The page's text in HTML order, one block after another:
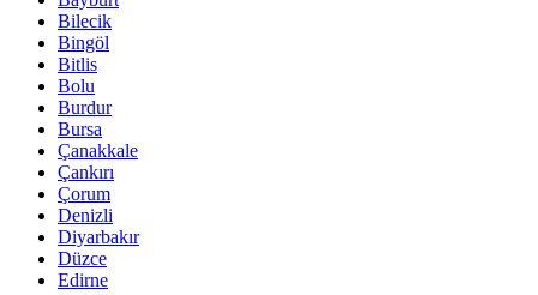
Bilecik
Bingöl
Bitlis
Bolu
Burdur
Bursa
Çanakkale
Çankırı
Çorum
Denizli
Diyarbakır
Düzce
Edirne